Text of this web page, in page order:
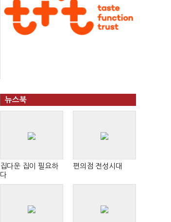
뉴스북
집다운 집이 필요하
다
편의점 전성시대